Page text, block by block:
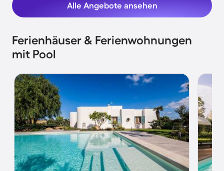
Alle Angebote ansehen
Ferienhäuser & Ferienwohnungen
mit Pool